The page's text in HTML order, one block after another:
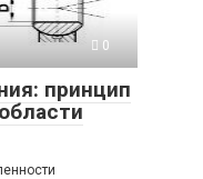
0
принцип